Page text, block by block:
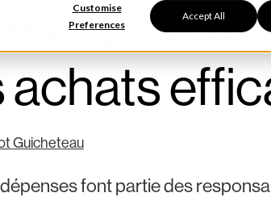
Customise
Preferences
Accept All
Guicheteau
font partie des